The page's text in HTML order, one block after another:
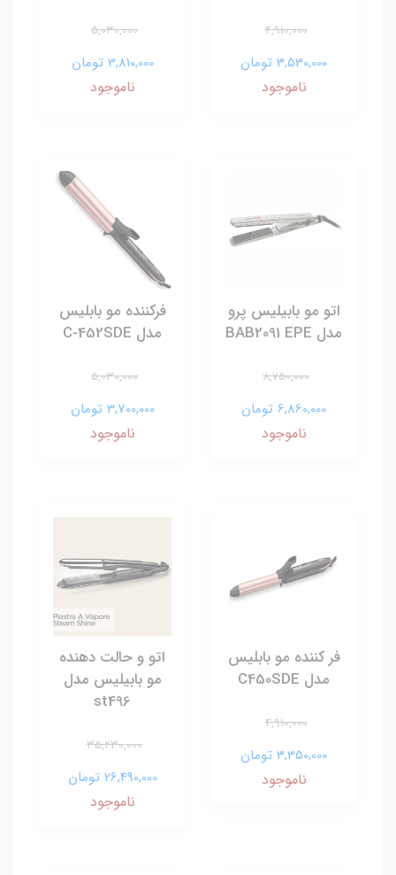
4,910,000
3,530,000 تومان
ناموجود
5,030,000
3,810,000 تومان
ناموجود
اتو مو بابیلیس پرو
مدل BAB2091 EPE
8,750,000
6,860,000 تومان
ناموجود
فرکننده مو بابلیس
مدل C-452SDE
5,030,000
3,700,000 تومان
ناموجود
فر کننده مو بابلیس
مدل C450SDE
4,910,000
3,350,000 تومان
ناموجود
اتو و حالت دهنده
مو بابیلیس مدل
st496
35,230,000
26,490,000 تومان
ناموجود